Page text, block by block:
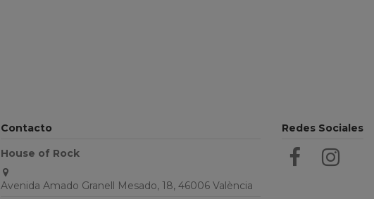
Contacto
House of Rock
Avenida Amado Granell Mesado, 18, 46006 València
Redes Sociales